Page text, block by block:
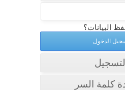
البيانات؟
كلمة السر